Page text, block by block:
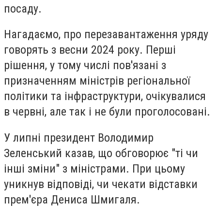
посаду.
Нагадаємо, про перезавантаження уряду
говорять з весни 2024 року. Перші
рішення, у тому числі пов'язані з
призначенням міністрів регіональної
політики та інфраструктури, очікувалися
в червні, але так і не були проголосовані.
У липні президент Володимир
Зеленський казав, що обговорює "ті чи
інші зміни" з міністрами. При цьому
уникнув відповіді, чи чекати відставки
прем'єра Дениса Шмигаля.